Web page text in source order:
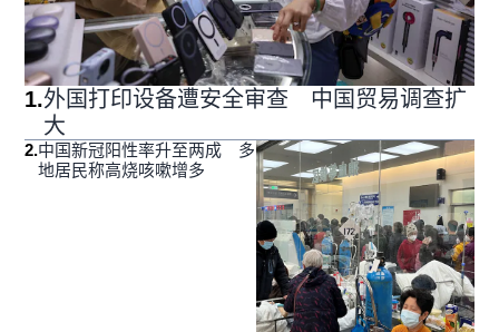
1.外国打印设备遭安全审查 中国贸易调查扩
大
2.中国新冠阳性率升至两成 多
地居民称高烧咳嗽增多